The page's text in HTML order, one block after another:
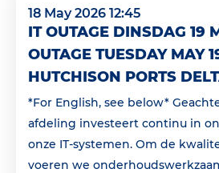
18 May 2026 12:45
IT OUTAGE DINSDAG 19
OUTAGE TUESDAY MAY
HUTCHISON PORTS
*For English, see below*
afdeling investeert continu in
onze IT-systemen. Om de
voeren we